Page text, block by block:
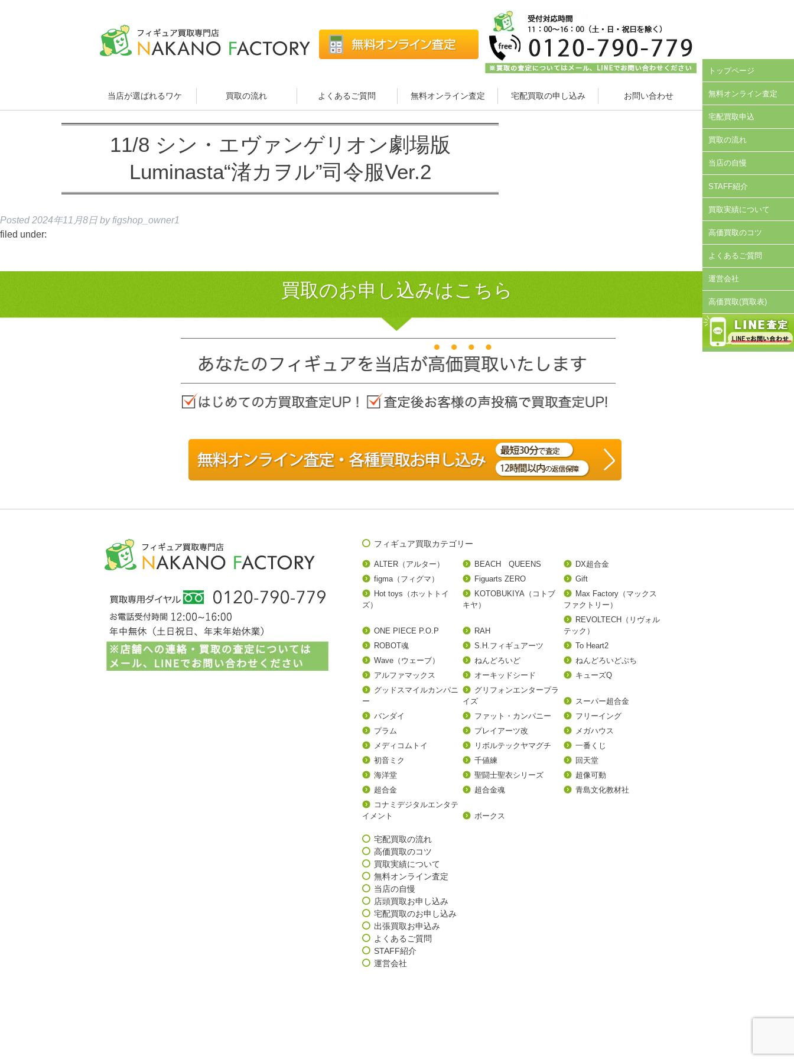
当店が選ばれるワケ 買取の流れ よくあるご質問 無料オンライン査定 宅配買取の申し込み お問い合わせ
11/8 シン・エヴァンゲリオン劇場版
Luminasta“渚カヲル”司令服Ver.2
Posted 2024年11月8日 by figshop_owner1
filed under:
トップページ
無料オンライン査定
宅配買取申込
買取の流れ
当店の自慢
STAFF紹介
買取実績について
高価買取のコツ
よくあるご質問
運営会社
高価買取(買取表)
買取のお申し込みはこちら
フィギュア買取カテゴリー
ALTER（アルター） BEACH QUEENS
DX超合金
figma（フィグマ）
Figuarts ZERO
Gift
Hot toys（ホットトイ
ズ）
KOTOBUKIYA（コトブ
キヤ）
Max Factory（マックス
ファクトリー）
ONE PIECE P.O.P RAH
REVOLTECH（リヴォル
テック）
ROBOT魂
S.H.フィギュアーツ
To Heart2
Wave（ウェーブ）
ねんどろいど
ねんどろいどぷち
アルファマックス
オーキッドシード
キューズQ
グッドスマイルカンパニ
ー
グリフォンエンタープラ
イズ
スーパー超合金
バンダイ
ファット・カンパニー
フリーイング
プラム
プレイアーツ改
メガハウス
メディコムトイ
リボルテックヤマグチ
一番くじ
初音ミク
千値練
回天堂
海洋堂
聖闘士聖衣シリーズ
超像可動
超合金
超合金魂
青島文化教材社
コナミデジタルエンタテ
イメント
ボークス
宅配買取の流れ
高価買取のコツ
買取実績について
無料オンライン査定
当店の自慢
店頭買取お申し込み
宅配買取のお申し込み
出張買取お申込み
よくあるご質問
STAFF紹介
運営会社